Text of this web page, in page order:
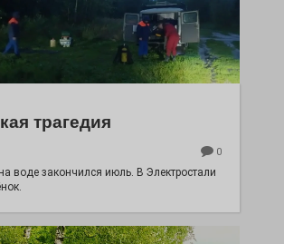
трагедия
0
воде закончился июль. В Электростали